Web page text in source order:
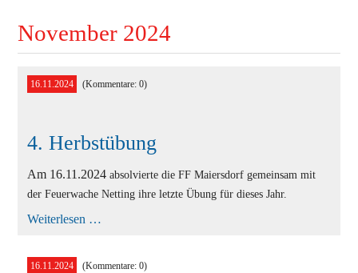
Fahrzeuge
Kontakt
Allgemein
Bewerbe
Einsätze
Jugend
November 2024
16.11.2024 (Kommentare: 0)
4. Herbstübung
Am 16.11.2024absolvierte die FF Maiersdorf gemeinsam mit
der Feuerwache Netting ihre letzte Übung für dieses Jahr.
Weiterlesen …
16.11.2024 (Kommentare: 0)